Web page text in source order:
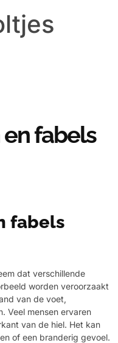
fabels
fabels
dat verschillende
worden veroorzaakt
van de voet,
Veel mensen ervaren
van de hiel. Het kan
of een branderig gevoel.